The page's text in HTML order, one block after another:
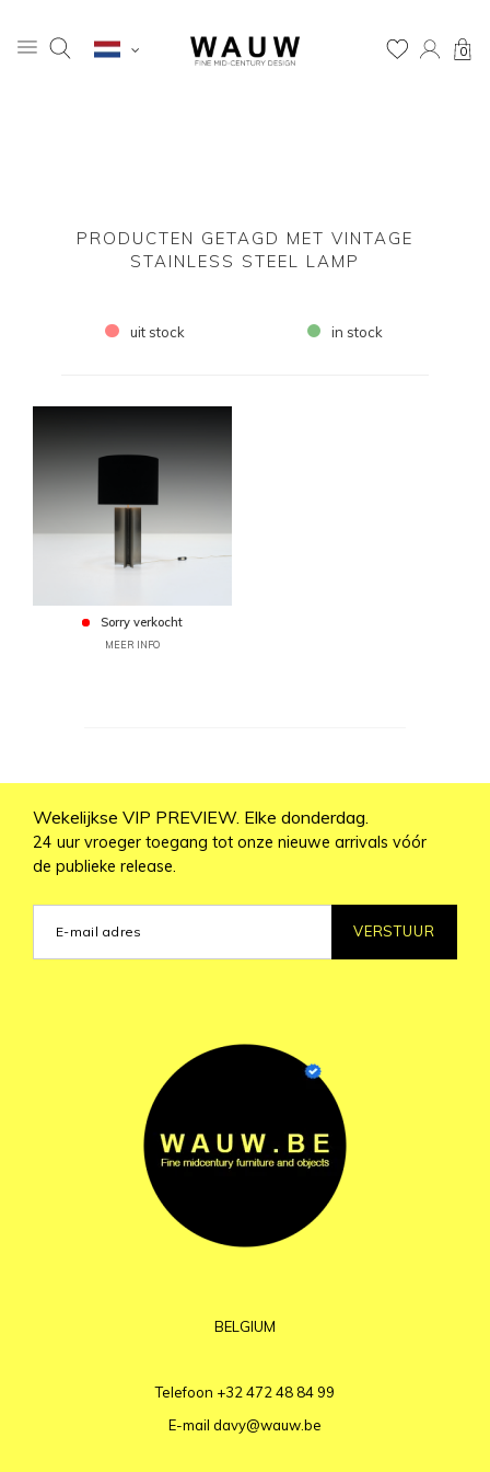
0
PRODUCTEN GETAGD MET VINTAGE
STAINLESS STEEL LAMP
uit stock in stock
Sorry verkocht
MEER INFO
Wekelijkse VIP PREVIEW. Elke donderdag.
24 uur vroeger toegang tot onze nieuwe arrivals vóór
de publieke release.
VERSTUUR
BELGIUM
Telefoon +32 472 48 84 99
E-mail davy@wauw.be